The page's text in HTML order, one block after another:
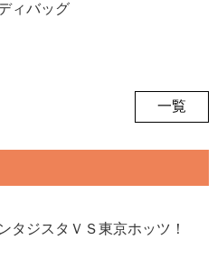
ィバッグ
一覧
タジスタＶＳ東京ホッツ！